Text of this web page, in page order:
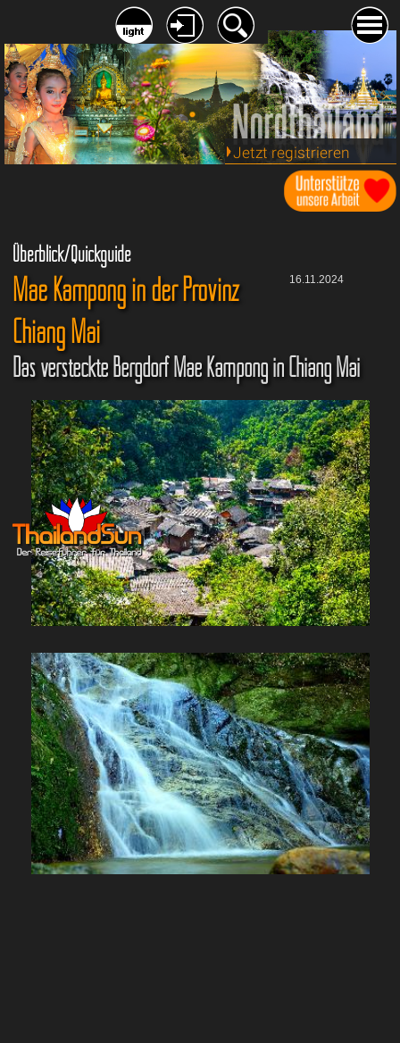
Jetzt registrieren
Überblick/Quickguide
16.11.2024
Mae Kampong in der Provinz
Chiang Mai
Das versteckte Bergdorf Mae Kampong in Chiang Mai